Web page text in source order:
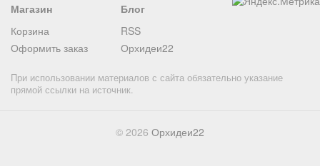
Магазин
Корзина
Оформить заказ
Блог
RSS
Орхидеи22
При использовании материалов с сайта обязательно указание
прямой ссылки на источник.
© 2026 Орхидеи22